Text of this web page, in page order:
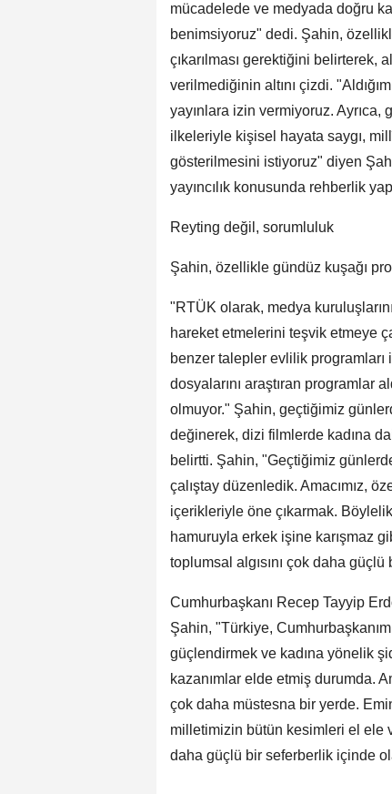
mücadelede ve medyada doğru
benimsiyoruz" dedi. Şahin,
çıkarılması gerektiğini belirterek,
verilmediğinin altını çizdi.
yayınlara izin vermiyoruz. Ayrıca,
ilkeleriyle kişisel hayata saygı,
gösterilmesini istiyoruz" diyen
yayıncılık konusunda rehberlik
Reyting değil, sorumluluk
Şahin, özellikle gündüz kuşağı
"RTÜK olarak, medya
hareket etmelerini teşvik etmeye
benzer talepler evlilik programları
dosyalarını araştıran programlar
olmuyor." Şahin, geçtiğimiz
değinerek, dizi filmlerde kadına
belirtti. Şahin, "Geçtiğimiz
çalıştay düzenledik. Amacımız,
içerikleriyle öne çıkarmak.
hamuruyla erkek işine karışmaz
toplumsal algısını çok daha
Cumhurbaşkanı Recep Tayyip
Şahin, "Türkiye,
güçlendirmek ve kadına yönelik
kazanımlar elde etmiş durumda.
çok daha müstesna bir yerde.
milletimizin bütün kesimleri el ele
daha güçlü bir seferberlik içinde